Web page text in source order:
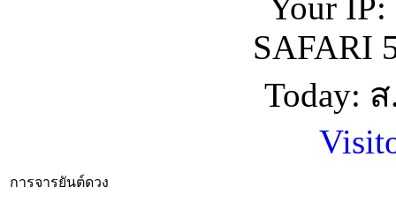
SAFARI
Today:
การจารยันต์ดวง